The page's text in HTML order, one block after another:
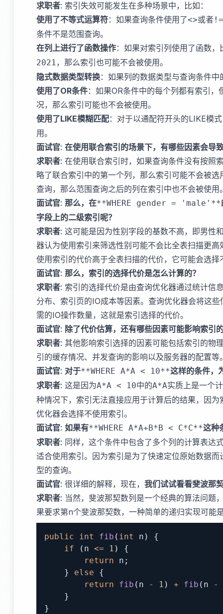
求职者: 索引失效可能发生在多种场景中，比如：
使用了不等式运算符：如果查询条件使用了<>或者 !=
条件不是范围查询。
在列上进行了函数操作：如果对索引列使用了函数，
2021，那么索引也可能不会被使用。
隐式数据类型转换：如果列的数据类型与查询条件
使用了OR条件：如果OR条件中的每个列都有索引
况，那么索引可能也不会被使用。
使用了LIKE模糊匹配：对于以通配符开头的LIKE模
用。
面试官: 在使用联合索引的场景下，有哪些因素会导
求职者: 在使用联合索引时，如果查询条件没有按照
略了联合索引中的第一个列，那么索引可能不会被
查询，那么范围查询之后的列在索引中也不会被使用
面试官: 那么，在**WHERE gender = 'male'**
字段上的二级索引呢？
求职者: 这可能是因为性别字段的基数不高，即男性
器认为使用索引来筛选性别可能不会比全表扫描更
使用索引的代价高于全表扫描的代价，它可能会选择
面试官: 那么，索引的选择代价是怎么计算的？
求职者: 索引的选择代价是由查询优化器通过统计信
分布、索引页的IO成本等因素。查询优化器会将这
需的IO操作数量，这就是索引选择的代价。
面试官: 除了代价估算，还有哪些因素可能影响索引
求职者: 其他影响索引选择的因素可能包括索引的物
引的缓存情况、并发查询的影响以及服务器的配置等
面试官: 对于**WHERE A*A < 10**这样的条件，
求职者: 这是因为A*A < 10中的A*A实质上是一个
种情况下，索引无法直接应用于计算后的结果，因
优化器会选择不使用索引。
面试官: 如果有**WHERE A*A+B*B < C*C**这种
求职者: 同样，这个条件中包含了多个列的计算表达
适合使用索引。因为索引是为了快速定位原始数据
型的查询。
面试官: 很详细的解释，现在， 我们试试看看斐波那
求职者: 当然，斐波那契数列是一个经典的算法问题
果要求第n个斐波那契数，一种简单的递归实现可能
public int fib ( int n )
{
if
( n <= 1 )
{
return n ;
}
else
{
return
fib ( n - 1 ) + fib ( n
-
}
}